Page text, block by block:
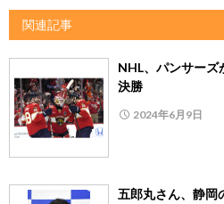
関連記事
NHL、パンサーズ
決勝
2024年6月9日
五郎丸さん、静岡